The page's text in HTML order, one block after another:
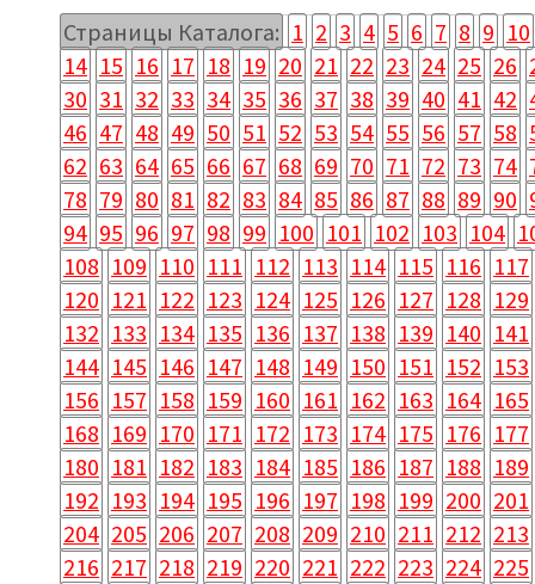
Страницы Каталога: 1 2 3 4 5 6 7 8 9 10
14 15 16 17 18 19 20 21 22 23 24 25 26
30 31 32 33 34 35 36 37 38 39 40 41 42
46 47 48 49 50 51 52 53 54 55 56 57 58
62 63 64 65 66 67 68 69 70 71 72 73 74
78 79 80 81 82 83 84 85 86 87 88 89 90
94 95 96 97 98 99 100 101 102 103 104
108 109 110 111 112 113 114 115 116 117
120 121 122 123 124 125 126 127 128 129
132 133 134 135 136 137 138 139 140 141
144 145 146 147 148 149 150 151 152 153
156 157 158 159 160 161 162 163 164 165
168 169 170 171 172 173 174 175 176 177
180 181 182 183 184 185 186 187 188 189
192 193 194 195 196 197 198 199 200 201
204 205 206 207 208 209 210 211 212 213
216 217 218 219 220 221 222 223 224 225